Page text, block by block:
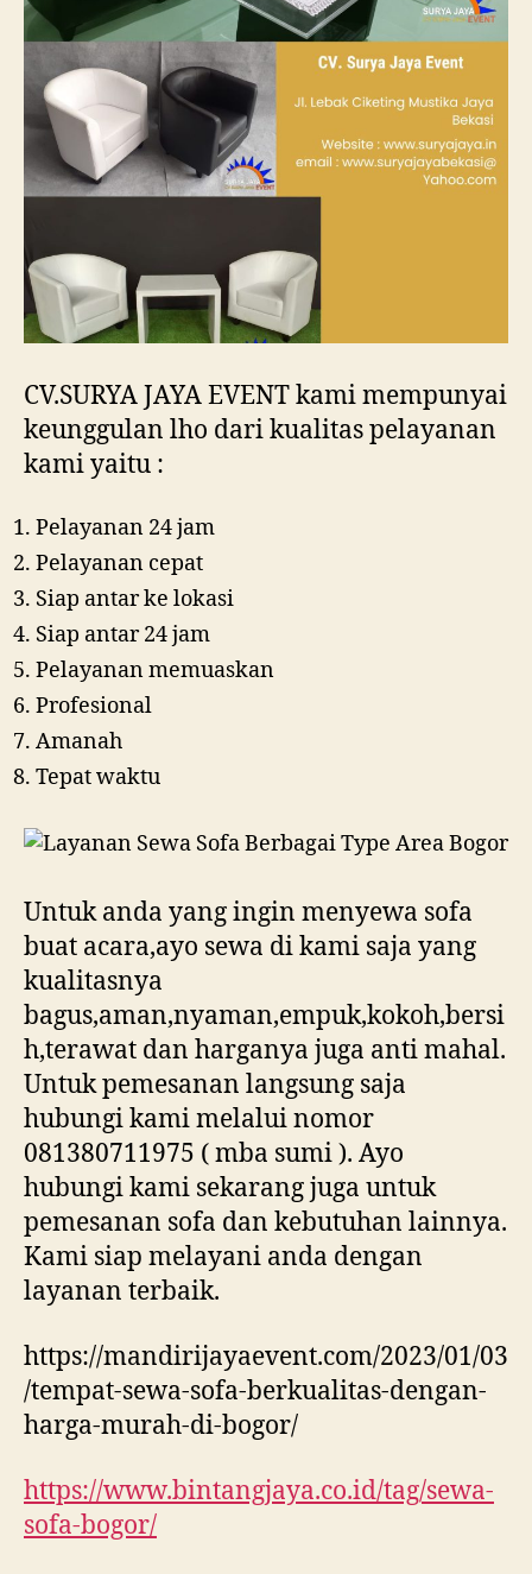
CV.SURYA JAYA EVENT kami mempunyai
keunggulan lho dari kualitas pelayanan
kami yaitu :
Pelayanan 24 jam
Pelayanan cepat
Siap antar ke lokasi
Siap antar 24 jam
Pelayanan memuaskan
Profesional
Amanah
Tepat waktu
Untuk anda yang ingin menyewa sofa
buat acara,ayo sewa di kami saja yang
kualitasnya
bagus,aman,nyaman,empuk,kokoh,bersi
h,terawat dan harganya juga anti mahal.
Untuk pemesanan langsung saja
hubungi kami melalui nomor
081380711975 ( mba sumi ). Ayo
hubungi kami sekarang juga untuk
pemesanan sofa dan kebutuhan lainnya.
Kami siap melayani anda dengan
layanan terbaik.
https://mandirijayaevent.com/2023/01/03
/tempat-sewa-sofa-berkualitas-dengan-
harga-murah-di-bogor/
https://www.bintangjaya.co.id/tag/sewa-
sofa-bogor/